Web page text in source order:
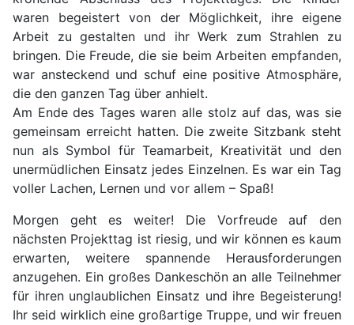
waren begeistert von der Möglichkeit, ihre eigene
Arbeit zu gestalten und ihr Werk zum Strahlen zu
bringen. Die Freude, die sie beim Arbeiten empfanden,
war ansteckend und schuf eine positive Atmosphäre,
die den ganzen Tag über anhielt.
Am Ende des Tages waren alle stolz auf das, was sie
gemeinsam erreicht hatten. Die zweite Sitzbank steht
nun als Symbol für Teamarbeit, Kreativität und den
unermüdlichen Einsatz jedes Einzelnen. Es war ein Tag
voller Lachen, Lernen und vor allem – Spaß!
Morgen geht es weiter! Die Vorfreude auf den
nächsten Projekttag ist riesig, und wir können es kaum
erwarten, weitere spannende Herausforderungen
anzugehen. Ein großes Dankeschön an alle Teilnehmer
für ihren unglaublichen Einsatz und ihre Begeisterung!
Ihr seid wirklich eine großartige Truppe, und wir freuen